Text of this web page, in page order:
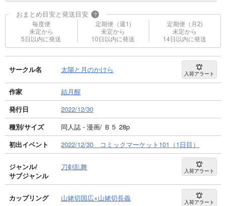
おまとめ目安と発送目安 ?
毎度便
未定から
5日以内に発送
定期便（週1)
未定から
10日以内に発送
定期便（月2)
未定から
14日以内に発送
サークル名 太陽と月のかけら 入荷アラート
作家
結月醒
発行日
2022/12/30
種別/サイズ
同人誌 - 漫画/ Ｂ５ 28p
初出イベント
2022/12/30 コミックマーケット101（1日目）
ジャンル/
サブジャンル
刀剣乱舞 入荷アラート
カップリング 山姥切国広×山姥切長義 入荷アラート